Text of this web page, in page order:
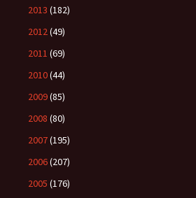
2013 (182)
2012(49)
2011 (69)
2010(44)
2009(85)
2008 (80)
2007(195)
2006(207)
2005 (176)